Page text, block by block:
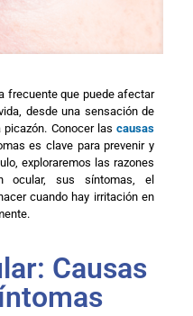
frecuente que puede afectar
desde una sensación de
Conocer las causas
es clave para prevenir y
exploraremos las razones
ocular, sus síntomas, el
cuando hay irritación en
Causas